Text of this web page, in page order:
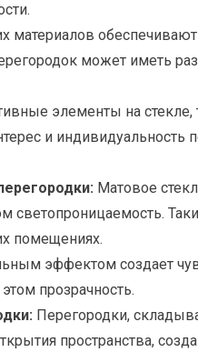
обеспечивают
может иметь
элементы на стекле,
и индивидуальность
Матовое
светопроницаемость.
помещениях.
эффектом создает
прозрачность.
Перегородки,
пространства,